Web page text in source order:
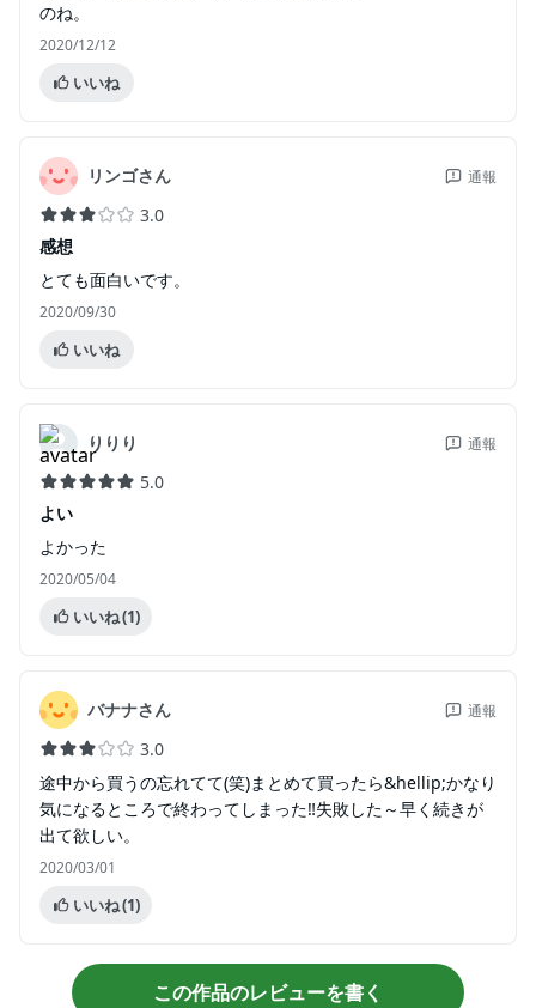
のね。
2020/12/12
いいね
リンゴさん 通報
3.0
感想
とても面白いです。
2020/09/30
いいね
りりり 通報
5.0
よい
よかった
2020/05/04
いいね(1)
バナナさん 通報
3.0
途中から買うの忘れてて(笑)まとめて買ったら&hellip;かなり
気になるところで終わってしまった‼️失敗した～早く続きが
出て欲しい。
2020/03/01
いいね(1)
この作品のレビューを書く